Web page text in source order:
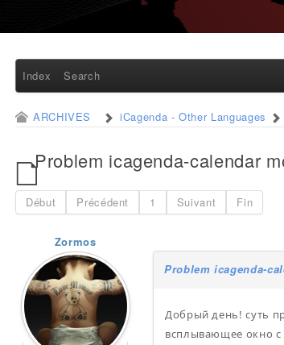
Index Search
ARCHIVES iCagenda - Other Languages
Problem icagenda-calendar
Début Précédent 1 Suivant Fin
Zormos
Problem icagenda-
Добрый день! суть
всплывающее окно